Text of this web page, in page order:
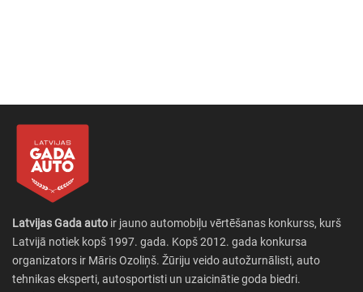
Latvijas Gada auto ir jauno automobiļu vērtēšanas konkurss, kurš
Latvijā notiek kopš 1997. gada. Kopš 2012. gada konkursa
organizators ir Māris Ozoliņš. Žūriju veido autožurnālisti, auto
tehnikas eksperti, autosportisti un uzaicinātie goda biedri.